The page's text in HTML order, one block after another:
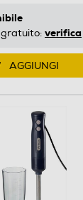
verifica
AGGIUNGI